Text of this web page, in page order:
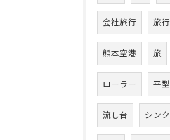
会社旅行 旅行
熊本空港 旅
ローラー 平型
流し台 シンク